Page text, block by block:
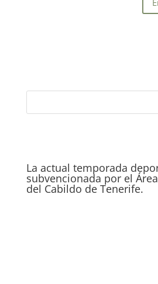
La actual temporada
subvencionada por el
del Cabildo de Tenerife.